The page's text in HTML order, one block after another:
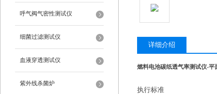
呼气阀气密性测试仪
细菌过滤测试仪
血液穿透测试仪
紫外线杀菌炉
详细介绍
燃料电池碳纸透气率测试仪-平
执行标准